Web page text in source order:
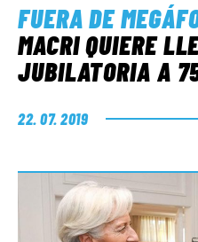
FUERA DE
MACRI QUIERE
JUBILATORIA A
22. 07. 2019